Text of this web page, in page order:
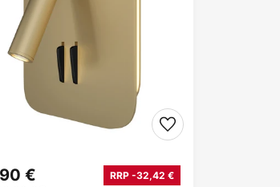
€ RRP -32,42 €